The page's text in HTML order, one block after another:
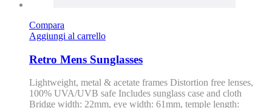
Compara
Aggiungi al carrello
Retro Mens Sunglasses
Lightweight, metal & acetate frames Distortion free lenses,
100% UVA/UVB safe Includes sunglass case and cloth
Bridge width: 22mm, eye width: 61mm, temple length: